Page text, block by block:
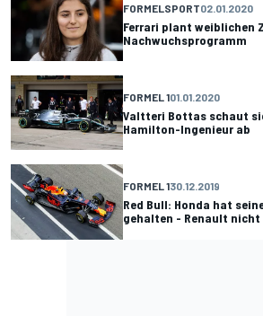
FORMELSPORT02.01.2020
Ferrari plant weiblichen
Nachwuchsprogramm
FORMEL 101.01.2020
Valtteri Bottas schaut
Hamilton-Ingenieur ab
FORMEL 130.12.2019
Red Bull: Honda hat
gehalten - Renault nicht